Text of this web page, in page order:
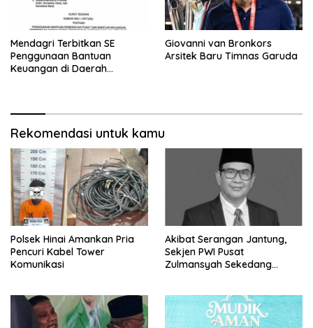
Mendagri Terbitkan SE
Penggunaan Bantuan
Keuangan di Daerah
Giovanni van Bronkors
Arsitek Baru Timnas Garuda
Rekomendasi untuk kamu
Polsek Hinai Amankan Pria
Pencuri Kabel Tower
Komunikasi
Akibat Serangan Jantung,
Sekjen PWI Pusat
Zulmansyah Sekedang